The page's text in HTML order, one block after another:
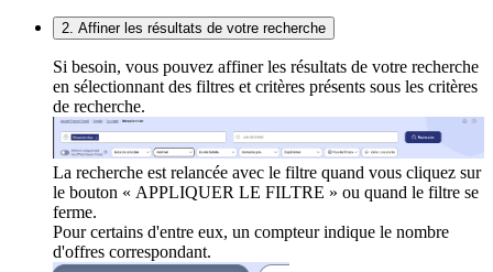
2. Affiner les résultats de votre recherche
Si besoin, vous pouvez affiner les résultats de votre recherche
en sélectionnant des filtres et critères présents sous les critères
de recherche.
La recherche est relancée avec le filtre quand vous cliquez sur
le bouton « APPLIQUER LE FILTRE » ou quand le filtre se
ferme.
Pour certains d'entre eux, un compteur indique le nombre
d'offres correspondant.